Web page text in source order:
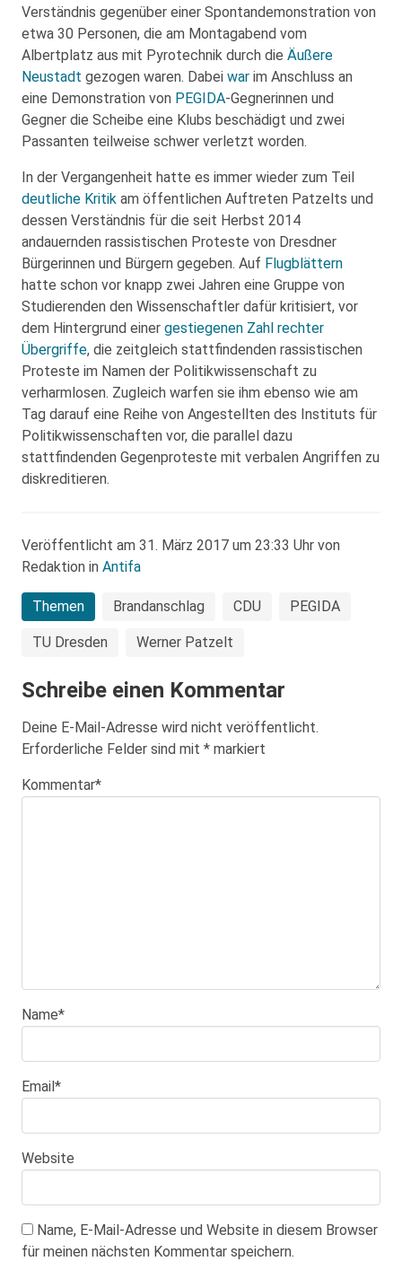
Verständnis gegenüber einer Spontandemonstration von
etwa 30 Personen, die am Montagabend vom
Albertplatz aus mit Pyrotechnik durch die Äußere
Neustadt gezogen waren. Dabei war im Anschluss an
eine Demonstration von PEGIDA-Gegnerinnen und
Gegner die Scheibe eine Klubs beschädigt und zwei
Passanten teilweise schwer verletzt worden.
In der Vergangenheit hatte es immer wieder zum Teil
deutliche Kritik am öffentlichen Auftreten Patzelts und
dessen Verständnis für die seit Herbst 2014
andauernden rassistischen Proteste von Dresdner
Bürgerinnen und Bürgern gegeben. Auf Flugblättern
hatte schon vor knapp zwei Jahren eine Gruppe von
Studierenden den Wissenschaftler dafür kritisiert, vor
dem Hintergrund einer gestiegenen Zahl rechter
Übergriffe, die zeitgleich stattfindenden rassistischen
Proteste im Namen der Politikwissenschaft zu
verharmlosen. Zugleich warfen sie ihm ebenso wie am
Tag darauf eine Reihe von Angestellten des Instituts für
Politikwissenschaften vor, die parallel dazu
stattfindenden Gegenproteste mit verbalen Angriffen zu
diskreditieren.
Veröffentlicht am 31. März 2017 um 23:33 Uhr von
Redaktion in Antifa
Themen Brandanschlag CDU PEGIDA
TU Dresden Werner Patzelt
Schreibe einen Kommentar
Deine E-Mail-Adresse wird nicht veröffentlicht.
Erforderliche Felder sind mit * markiert
Kommentar*
Name*
Email*
Website
Name, E-Mail-Adresse und Website in diesem Browser
für meinen nächsten Kommentar speichern.